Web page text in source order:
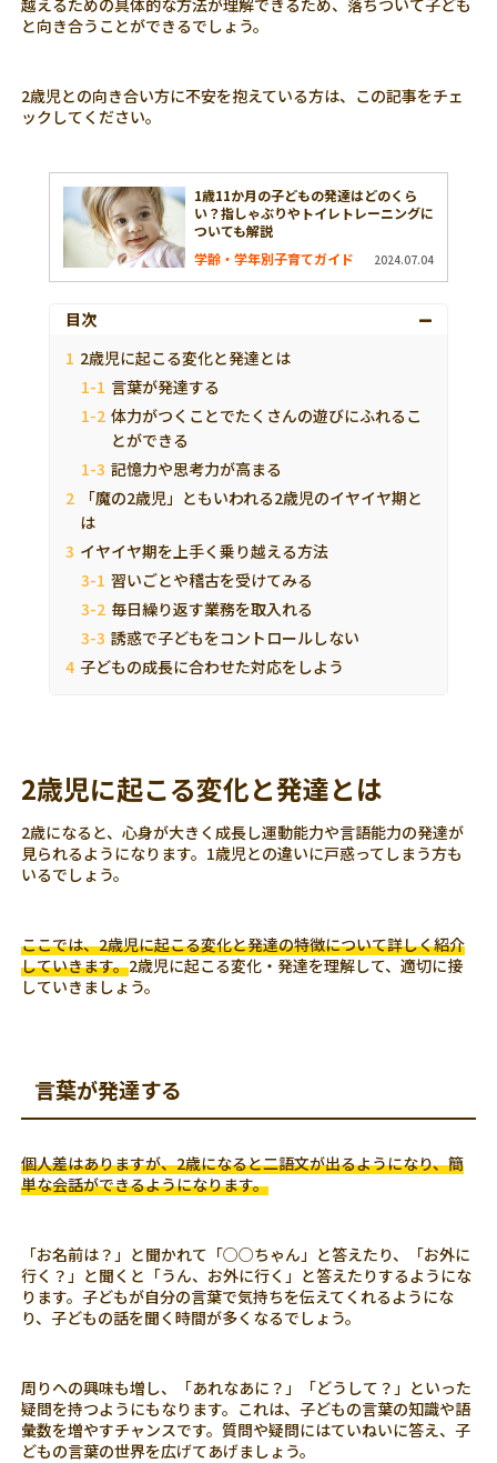
越えるための具体的な方法が理解できるため、落ちついて子ども
と向き合うことができるでしょう。
2歳児との向き合い方に不安を抱えている方は、この記事をチェ
ックしてください。
1歳11か月の子どもの発達はどのくら
い？指しゃぶりやトイレトレーニングに
ついても解説
学齢・学年別子育てガイド
2024.07.04
目次
2歳児に起こる変化と発達とは
言葉が発達する
体力がつくことでたくさんの遊びにふれるこ
とができる
記憶力や思考力が高まる
「魔の2歳児」ともいわれる2歳児のイヤイヤ期と
は
イヤイヤ期を上手く乗り越える方法
習いごとや稽古を受けてみる
毎日繰り返す業務を取入れる
誘惑で子どもをコントロールしない
子どもの成長に合わせた対応をしよう
2歳児に起こる変化と発達とは
2歳になると、心身が大きく成長し運動能力や言語能力の発達が
見られるようになります。1歳児との違いに戸惑ってしまう方も
いるでしょう。
ここでは、2歳児に起こる変化と発達の特徴について詳しく紹介
していきます。2歳児に起こる変化・発達を理解して、適切に接
していきましょう。
言葉が発達する
個人差はありますが、2歳になると二語文が出るようになり、簡
単な会話ができるようになります。
「お名前は？」と聞かれて「○○ちゃん」と答えたり、「お外に
行く？」と聞くと「うん、お外に行く」と答えたりするようにな
ります。子どもが自分の言葉で気持ちを伝えてくれるようにな
り、子どもの話を聞く時間が多くなるでしょう。
周りへの興味も増し、「あれなあに？」「どうして？」といった
疑問を持つようにもなります。これは、子どもの言葉の知識や語
彙数を増やすチャンスです。質問や疑問にはていねいに答え、子
どもの言葉の世界を広げてあげましょう。